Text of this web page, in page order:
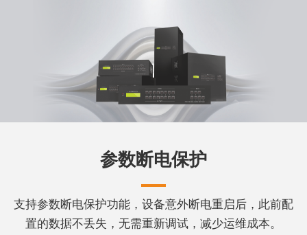
参数断电保护
支持参数断电保护功能，设备意外断电重启后，此前配
置的数据不丢失，无需重新调试，减少运维成本。